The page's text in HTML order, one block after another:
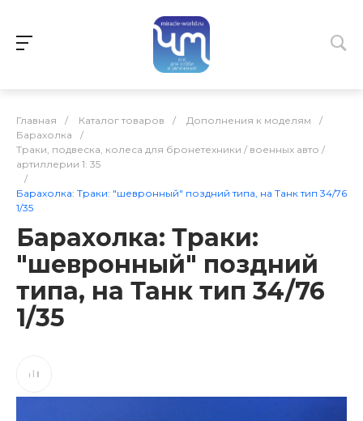
Главная / Каталог товаров / Дополнения к моделям
/
Барахолка
/
Траки, подвеска, колеса для бронетехники / военных авто /
артиллерии 1: 35
/
Барахолка: Траки: "шевронный" поздний типа, на Танк тип 34/76
1/35
Барахолка: Траки:
"шевронный" поздний
типа, на Танк тип 34/76
1/35